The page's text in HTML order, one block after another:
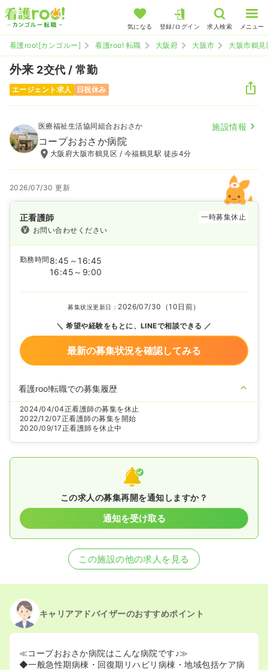
気になる 登録/ログイン 求人検索 メニュー
看護roo![カンゴルー] 看護roo! 転職 大阪府 大阪市 大阪市鶴見
外来 2交代 / 常勤
エージェント求人 日祝休み
医療福祉生活協同組合おおさか 施設情報
コープおおさか病院
大阪府大阪市鶴見区 / 今福鶴見駅 徒歩4分
2026/07/30 更新
正看護師
一時募集休止
お問い合わせください
勤務時間 8:45～16:45
16:45～9:00
募集状況更新日： 2026/07/30（10日前）
希望や経験をもとに、LINEで相談できる
最新の募集状況を確認してみる
看護roo!転職での募集履歴
2024/04/04正看護師の募集を休止
2022/12/07正看護師の募集を開始
2020/09/17正看護師を休止中
この求人の募集再開を通知しますか？
通知を受け取る
この施設の他の求人を見る
キャリアアドバイザーのおすすめポイント
≪コープおおさか病院はこんな病院です♪≫
◆一般急性期病棟・回復期リハビリ病棟・地域包括ケア病